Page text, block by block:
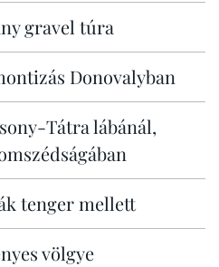
gravel túra
Donovalyban
Tátra lábánál,
tenger mellett
völgye